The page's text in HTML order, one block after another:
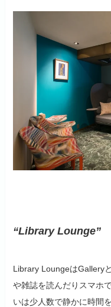
“Library Lounge”
Library LoungeはGallery
や雑誌を読んだりスマホ
いは少人数で静かに時間